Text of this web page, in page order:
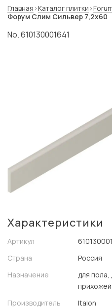
Главная Каталог плитки
Форум Слим Сильвер 7,2x60
No. 610130001641
Характеристики
Артикул
Страна
Россия
Назначение
для пола,
прихожей
Производитель
Italon